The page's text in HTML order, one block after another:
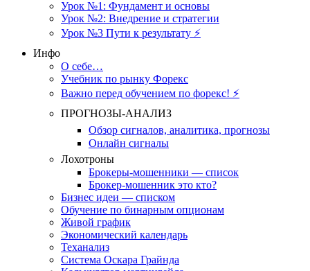
Урок №1: Фундамент и основы
Урок №2: Внедрение и стратегии
Урок №3 Пути к результату ⚡️
Инфо
О себе…
Учебник по рынку Форекс
Важно перед обучением по форекс! ⚡
ПРОГНОЗЫ-АНАЛИЗ
Обзор сигналов, аналитика, прогнозы
Онлайн сигналы
Лохотроны
Брокеры-мошенники — список
Брокер-мошенник это кто?
Бизнес идеи — списком
Обучение по бинарным опционам
Живой график
Экономический календарь
Теханализ
Система Оскара Грайнда